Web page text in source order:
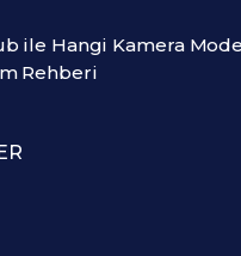
ile Hangi Kamera
Rehberi